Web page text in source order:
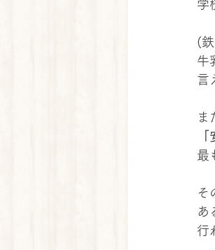
学
(
牛
言
ま
最
そ
あ
行